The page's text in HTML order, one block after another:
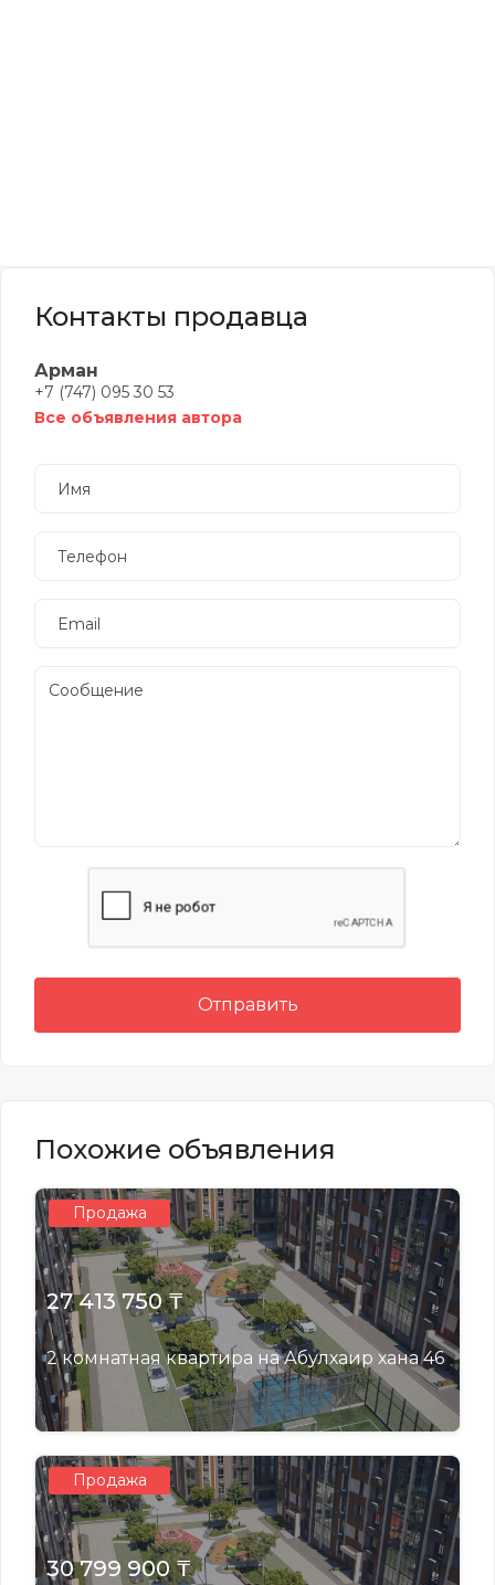
Контакты продавца
Арман
+7 (747) 095 30 53
Все объявления автора
Отправить
Похожие объявления
Продажа
27 413 750 ₸
2 комнатная квартира на Абулхаир хана 46
Продажа
30 799 900 ₸